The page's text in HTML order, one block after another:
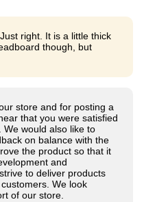
right. It is a little thick
though, but
store and for posting a
that you were satisfied
would also like to
on balance with the
the product so that it
and
to deliver products
We look
of our store.